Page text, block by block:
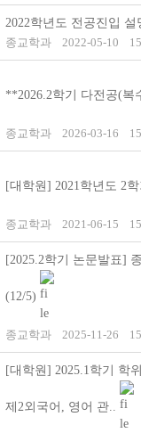
2022학년도 전공진입
종교학과
2022-05-10
**2026.2학기 다전공(
종교학과 2026-03-16
[대학원] 2021학년도 2
종교학과 2021-06-15
[2025.2학기 논문발표]
(12/5)
종교학과 2025-11-26
[대학원] 2025.1학기 학
제2외국어, 영어 관..